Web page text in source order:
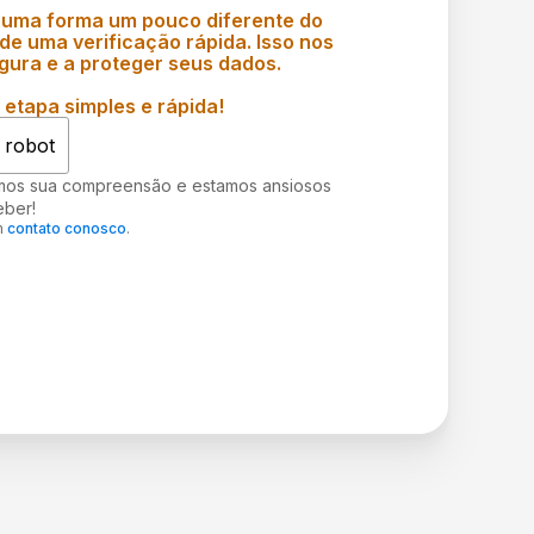
forma um pouco diferente do
uma verificação rápida. Isso nos
e a proteger seus dados.
simples e rápida!
robot
sua compreensão e estamos ansiosos
contato conosco.